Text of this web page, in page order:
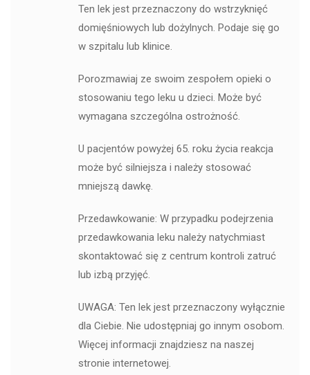
Ten lek jest przeznaczony do wstrzyknięć
domięśniowych lub dożylnych. Podaje się go
w szpitalu lub klinice.
Porozmawiaj ze swoim zespołem opieki o
stosowaniu tego leku u dzieci. Może być
wymagana szczególna ostrożność.
U pacjentów powyżej 65. roku życia reakcja
może być silniejsza i należy stosować
mniejszą dawkę.
Przedawkowanie: W przypadku podejrzenia
przedawkowania leku należy natychmiast
skontaktować się z centrum kontroli zatruć
lub izbą przyjęć.
UWAGA: Ten lek jest przeznaczony wyłącznie
dla Ciebie. Nie udostępniaj go innym osobom.
Więcej informacji znajdziesz na naszej
stronie internetowej.